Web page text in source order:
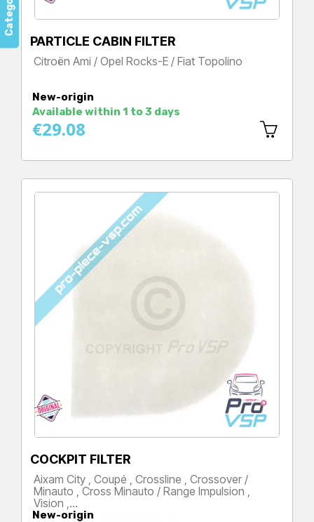
PARTICLE CABIN FILTER
Citroën Ami / Opel Rocks-E / Fiat Topolino
New-origin
Available within 1 to 3 days
€29.08
COCKPIT FILTER
Aixam City , Coupé , Crossline , Crossover /
Minauto , Cross Minauto / Range Impulsion ,
Vision ,…
New-origin
Price